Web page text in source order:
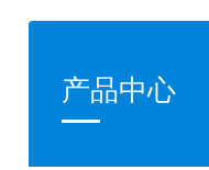
产品中心